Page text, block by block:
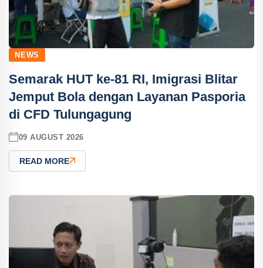
NEWS
Semarak HUT ke-81 RI, Imigrasi Blitar
Jemput Bola dengan Layanan Pasporia
di CFD Tulungagung
09 AUGUST 2026
READ MORE